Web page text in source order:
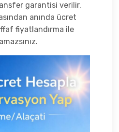
garantisi verilir.
anında ücret
fiyatlandırma ile